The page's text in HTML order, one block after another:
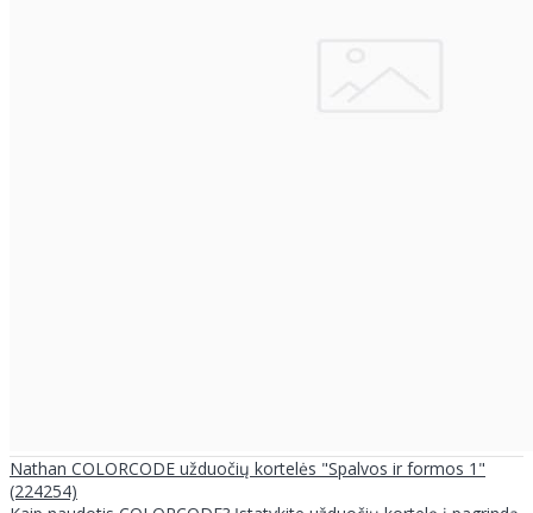
Nathan COLORCODE užduočių kortelės "Spalvos ir formos 1"
(224254)